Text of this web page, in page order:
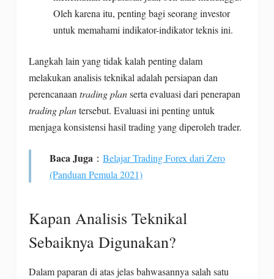
Oleh karena itu, penting bagi seorang investor
untuk memahami indikator-indikator teknis ini.
Langkah lain yang tidak kalah penting dalam
melakukan analisis teknikal adalah persiapan dan
perencanaantrading planserta evaluasi dari penerapan
trading plantersebut. Evaluasi ini penting untuk
menjaga konsistensi hasil trading yang diperoleh trader.
Baca Juga： Belajar Trading Forexdari Zero
(Panduan Pemula 2021)
Kapan Analisis Teknikal
Sebaiknya Digunakan?
Dalam paparan di atas jelas bahwasannya salah satu